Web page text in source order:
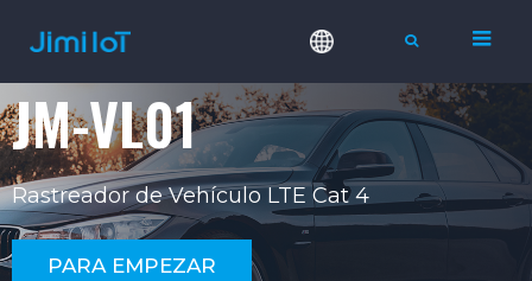
JM-VL01
Rastreador de Vehículo LTE Cat 4
PARA EMPEZAR